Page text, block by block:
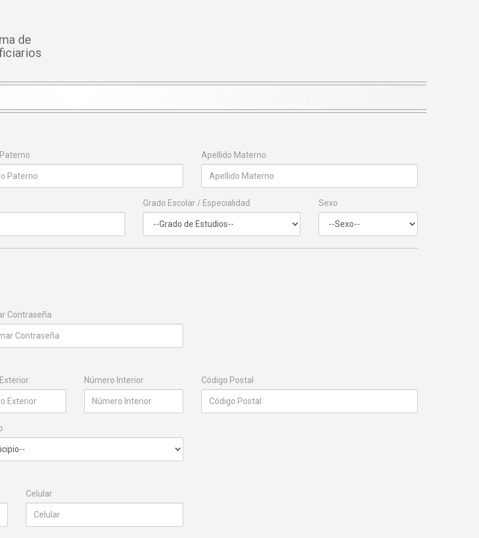
de
Apellido Materno
Grado Escolar / Especialidad Sexo
Contraseña
Número Interior Código Postal
Celular